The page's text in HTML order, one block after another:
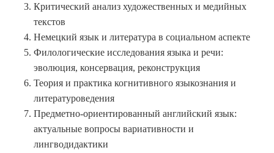
Критический анализ художественных и медийных
текстов
Немецкий язык и литература в социальном аспекте
Филологические исследования языка и речи:
эволюция, консервация, реконструкция
Теория и практика когнитивного языкознания и
литературоведения
Предметно-ориентированный английский язык:
актуальные вопросы вариативности и
лингводидактики